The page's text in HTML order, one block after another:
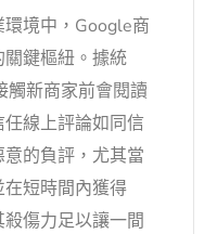
境中，Google商
鍵樞紐。據統
新商家前會閱讀
線上評論如同信
的負評，尤其當
短時間內獲得
殺傷力足以讓一間